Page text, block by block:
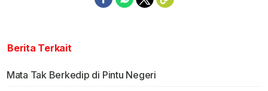
Berita Terkait
Mata Tak Berkedip di Pintu Negeri